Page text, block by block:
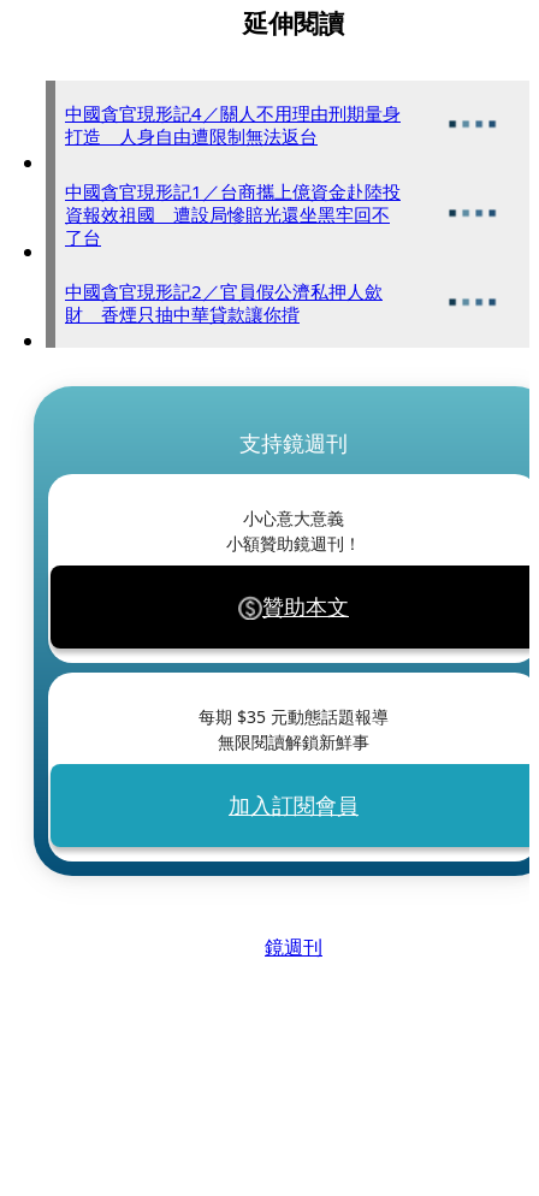
延伸閱讀
中國貪官現形記4／關人不用理由刑期量身
打造 人身自由遭限制無法返台
中國貪官現形記1／台商攜上億資金赴陸投
資報效祖國 遭設局慘賠光還坐黑牢回不
了台
中國貪官現形記2／官員假公濟私押人歛
財 香煙只抽中華貸款讓你揹
支持鏡週刊
小心意大意義
小額贊助鏡週刊！
贊助本文
每期 $35 元動態話題報導
無限閱讀解鎖新鮮事
加入訂閱會員
鏡週刊